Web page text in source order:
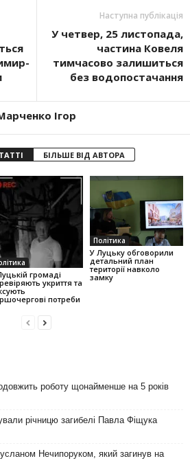
Наступна публікація
У четвер, 25 листопада,
частина Ковеля
тимчасово залишиться
без водопостачання
Ігор
БІЛЬШЕ ВІД АВТОРА
громаді
укриття та
потреби
Політика
У Луцьку обговорили
детальний план
території навколо
замку
роботу щонайменше на 5 років
річницю загибелі Павла Фіщука
Нечипоруком, який загинув на